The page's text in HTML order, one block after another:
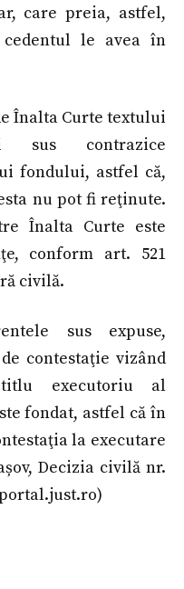
care preia, astfel,
le avea în
Înalta Curte textului
sus contrazice
fondului, astfel că,
nu pot fi reţinute.
Înalta Curte este
conform art. 521
civilă.
sus expuse,
contestaţie vizând
executoriu al
fondat, astfel că în
la executare
Decizia civilă nr.